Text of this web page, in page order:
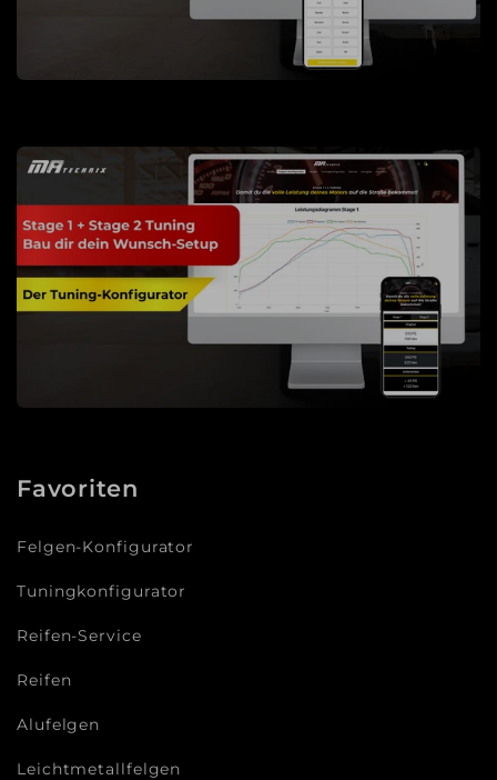
Favoriten
Felgen-Konfigurator
Tuningkonfigurator
Reifen-Service
Reifen
Alufelgen
Leichtmetallfelgen